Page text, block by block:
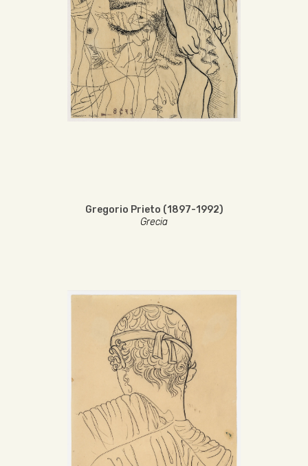
Gregorio Prieto (1897-1992)
Grecia